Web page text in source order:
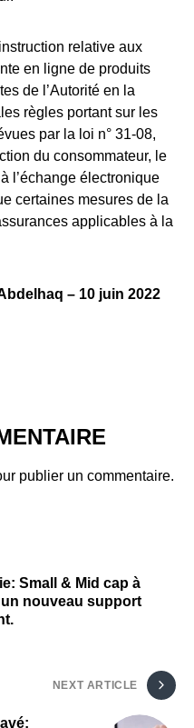
relative aux
en ligne de produits
de l’Autorité en la
règles portant sur les
par la loi n° 31-08,
du consommateur, le
l’échange électronique
certaines mesures de la
applicables à la
– 10 juin 2022
publier un commentaire.
Small & Mid cap à
nouveau support
NEXT ARTICLE